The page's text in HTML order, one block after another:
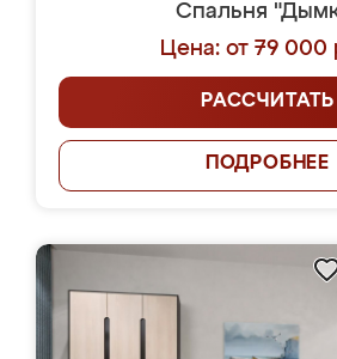
Спальня
Цена: от 79 000
РАССЧИТАТЬ
ПОДРОБНЕЕ